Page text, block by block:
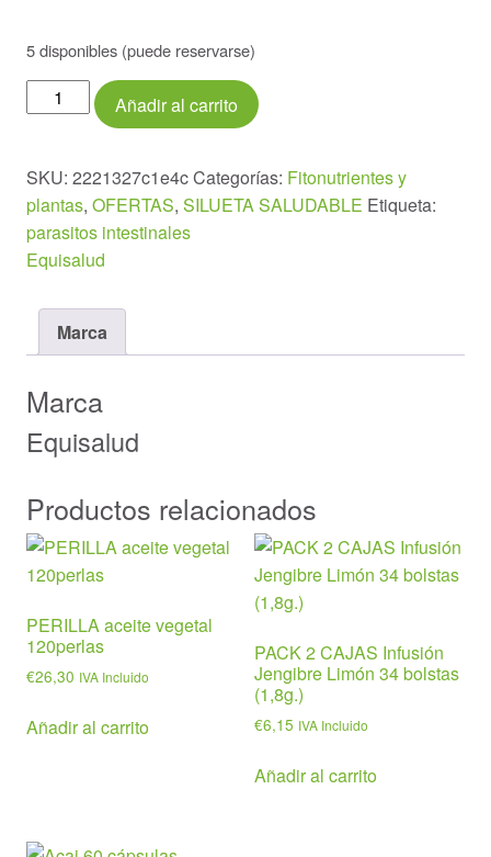
5 disponibles (puede reservarse)
Holofit
Ajenjo
cápsulas
cantidad
Añadir al carrito
SKU: 2221327c1e4cCategorías: Fitonutrientes y
plantas, OFERTAS, SILUETA SALUDABLE Etiqueta:
parasitos intestinales
Equisalud
Marca
Marca
Equisalud
Productos relacionados
PERILLA aceite vegetal
120perlas
€26,30 IVA Incluido
Añadir al carrito
PACK 2 CAJAS Infusión
Jengibre Limón 34 bolstas
(1,8g.)
€6,15 IVA Incluido
Añadir al carrito